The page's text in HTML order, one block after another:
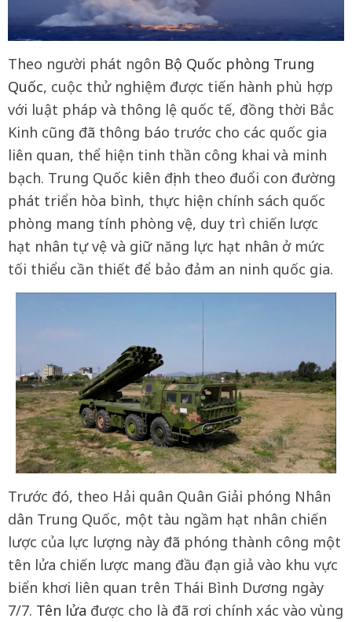
Theo người phát ngôn Bộ Quốc phòng Trung
Quốc, cuộc thử nghiệm được tiến hành phù hợp
với luật pháp và thông lệ quốc tế, đồng thời Bắc
Kinh cũng đã thông báo trước cho các quốc gia
liên quan, thể hiện tinh thần công khai và minh
bạch. Trung Quốc kiên định theo đuổi con đường
phát triển hòa bình, thực hiện chính sách quốc
phòng mang tính phòng vệ, duy trì chiến lược
hạt nhân tự vệ và giữ năng lực hạt nhân ở mức
tối thiểu cần thiết để bảo đảm an ninh quốc gia.
Trước đó, theo Hải quân Quân Giải phóng Nhân
dân Trung Quốc, một tàu ngầm hạt nhân chiến
lược của lực lượng này đã phóng thành công một
tên lửa chiến lược mang đầu đạn giả vào khu vực
biển khơi liên quan trên Thái Bình Dương ngày
7/7. Tên lửa được cho là đã rơi chính xác vào vùng